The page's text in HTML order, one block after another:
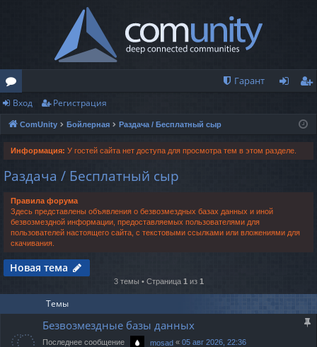
о
ру
м
ы
Гарант
ис
Вход Регистрация
ComUnity Бойлерная Раздача / Бесплатный сыр
Информация: У гостей сайта нет доступа для просмотра тем в этом разделе.
Раздача / Бесплатный сыр
Правила форума
Здесь представлены объявления о безвозмездных базах данных и иной
безвозмездной информации, предоставляемых пользователями для
пользователей настоящего сайта, с текстовыми ссылками или вложениями для
скачивания.
Новая тема
3 темы • Страница 1 из 1
Темы
Безвозмездные базы данных
Последнее сообщение mosad « 05 авг 2026, 22:36